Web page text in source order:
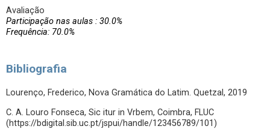
Avaliação
Participação nas aulas : 30.0%
Frequência: 70.0%
Bibliografia
Lourenço, Frederico, Nova Gramática do Latim. Quetzal, 2019
C. A. Louro Fonseca, Sic itur in Vrbem, Coimbra, FLUC
(https://bdigital.sib.uc.pt/jspui/handle/123456789/101)